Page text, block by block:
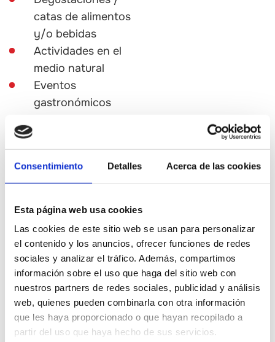
Consentimiento Detalles Acerca de las cookies
Esta página web usa cookies
Las cookies de este sitio web se usan para personalizar
el contenido y los anuncios, ofrecer funciones de redes
sociales y analizar el tráfico. Además, compartimos
información sobre el uso que haga del sitio web con
nuestros partners de redes sociales, publicidad y análisis
web, quienes pueden combinarla con otra información
que les haya proporcionado o que hayan recopilado a
partir del uso que haya hecho de sus servicios.
catas de alimentos
y/o bebidas
Actividades en el
medio natural
Eventos
gastronómicos
Visitas y
experiencias en
museo / centro de
interpretación
Exposiciones
gastronómicas